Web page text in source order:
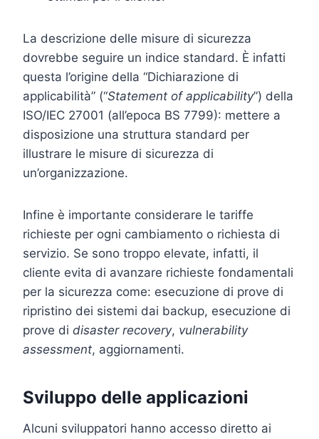
La descrizione delle misure di sicurezza
dovrebbe seguire un indice standard. È infatti
questa l’origine della “Dichiarazione di
applicabilità” (“Statement of applicability”) della
ISO/IEC 27001 (all’epoca BS 7799): mettere a
disposizione una struttura standard per
illustrare le misure di sicurezza di
un’organizzazione.
Infine è importante considerare le tariffe
richieste per ogni cambiamento o richiesta di
servizio. Se sono troppo elevate, infatti, il
cliente evita di avanzare richieste fondamentali
per la sicurezza come: esecuzione di prove di
ripristino dei sistemi dai backup, esecuzione di
prove di disaster recovery, vulnerability
assessment, aggiornamenti.
Sviluppo delle applicazioni
Alcuni sviluppatori hanno accesso diretto ai